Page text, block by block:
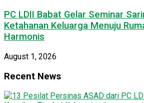
PC LDII Babat Gelar Seminar
Ketahanan Keluarga Menuju
Harmonis
August 1, 2026
Recent News